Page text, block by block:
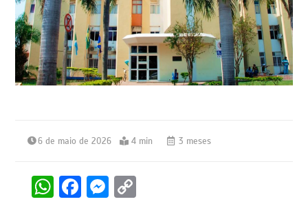
6 de maio de 2026 4 min 3 meses
W F
M